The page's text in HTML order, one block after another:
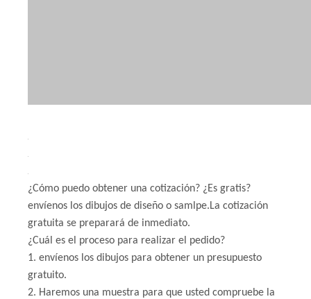
¿Cómo puedo obtener una cotización? ¿Es gratis?
envíenos los dibujos de diseño o samlpe.La cotización
gratuita se preparará de inmediato.
¿Cuál es el proceso para realizar el pedido?
1. envíenos los dibujos para obtener un presupuesto
gratuito.
2. Haremos una muestra para que usted compruebe la